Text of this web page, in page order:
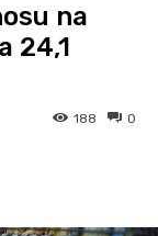
na
24,1
0
188